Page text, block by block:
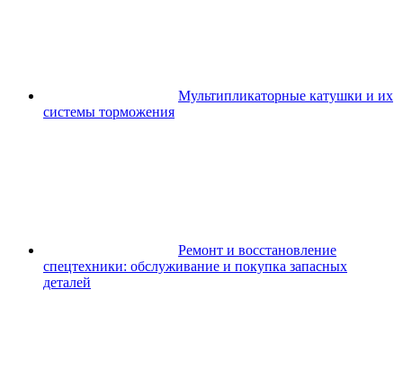
Мультипликаторные катушки и их
системы торможения
Ремонт и восстановление
спецтехники: обслуживание и покупка запасных
деталей